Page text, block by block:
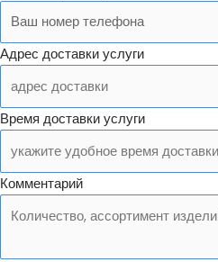
Адрес доставки услуги
Время доставки услуги
Комментарий